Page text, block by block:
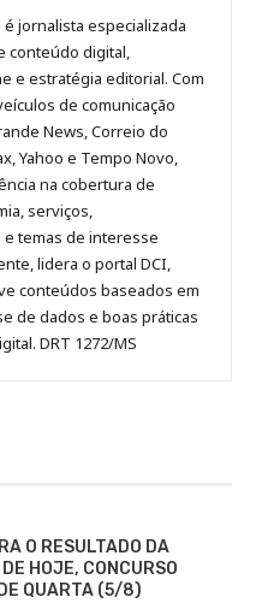
Malagolini
no
Facebook
de
Anny
Malagolini
jornalista especializada
conteúdo digital,
e estratégia editorial. Com
de comunicação
News, Correio do
Yahoo e Tempo Novo,
na cobertura de
serviços,
temas de interesse
lidera o portal DCI,
conteúdos baseados em
de dados e boas práticas
DRT 1272/MS
O RESULTADO DA
HOJE, CONCURSO
QUARTA (5/8)